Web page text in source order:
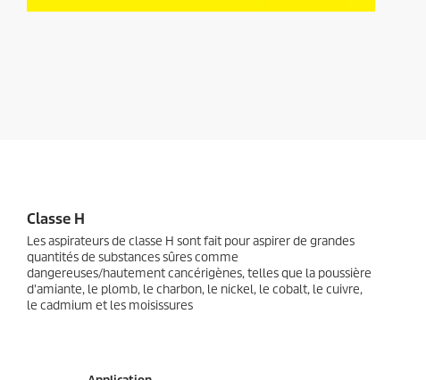
Classe H
Les aspirateurs de classe H sont fait pour aspirer de grandes
quantités de substances sûres comme
dangereuses/hautement cancérigènes, telles que la poussière
d'amiante, le plomb, le charbon, le nickel, le cobalt, le cuivre,
le cadmium et les moisissures